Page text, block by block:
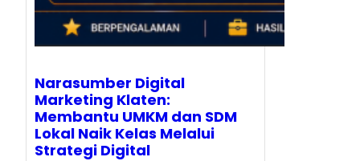
Narasumber Digital
Marketing Klaten:
Membantu UMKM dan SDM
Lokal Naik Kelas Melalui
Strategi Digital